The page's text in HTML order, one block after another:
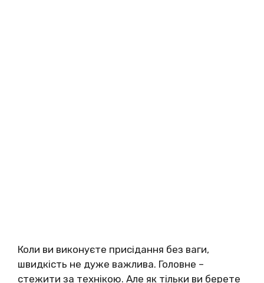
Коли ви виконуєте присідання без ваги,
швидкість не дуже важлива. Головне –
стежити за технікою. Але як тільки ви берете